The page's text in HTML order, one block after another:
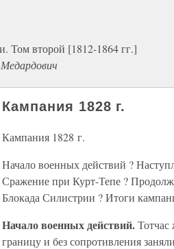
Том второй [1812-1864 гг.]
Кампания 1828 г.
Кампания 1828 г.
Начало военных действий ?
Сражение при Курт-Тепе ?
Блокада Силистрии ? Итоги
Начало военных действий.
границу и без сопротивления